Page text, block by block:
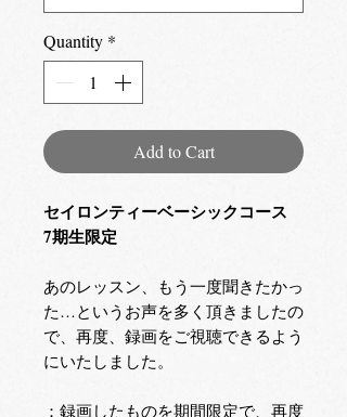
Quantity *
Add to Cart
セイロンティーベーシックコース
7期生限定
あのレッスン、もう一度聞きたかっ
た…というお声を多く頂きましたの
で、再度、録画をご視聴できるよう
にいたしました。
：録画したものを期間限定で、再度